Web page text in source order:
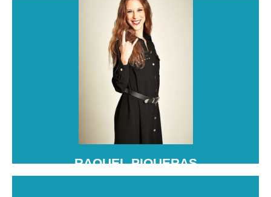
RAQUEL PIQUERAS
RAQUEL PIQUERAS
Raquel Piqueras es periodista y locutora en El Pirata
y su Banda de Rock FM. Empezó en Tele 5 y Cope,
destacando en deportes. Es apasionada del rock y
orgullosa de su tierra, Albacete.